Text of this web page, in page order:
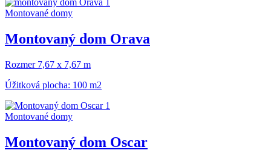
Montované domy
Montovaný dom Orava
Rozmer 7,67 x 7,67 m
Úžitková plocha: 100 m2
Montované domy
Montovaný dom Oscar